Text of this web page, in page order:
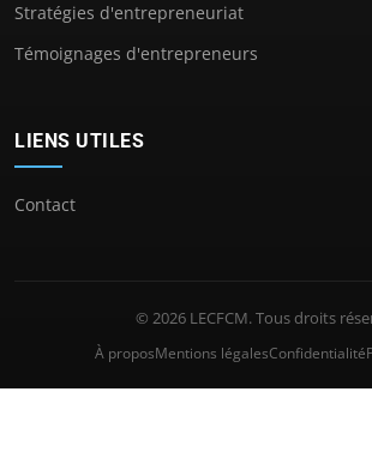
Stratégies d'entrepreneuriat
Témoignages d'entrepreneurs
LIENS UTILES
Contact
© 2026 LECFCM. Tous droits
À proposMentions légalesConfidentialité